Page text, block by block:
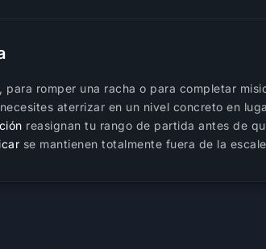
romper una racha o para completar
aterrizar en un nivel concreto en
reasignan tu rango de partida antes de
se mantienen totalmente fuera de la